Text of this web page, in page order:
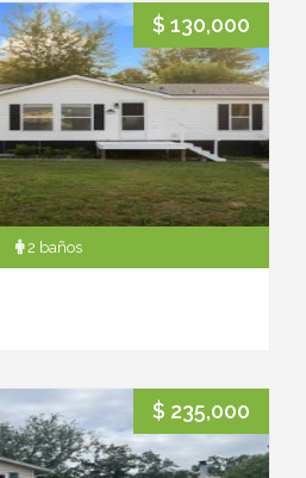
$ 130,000
2 baños
$ 235,000